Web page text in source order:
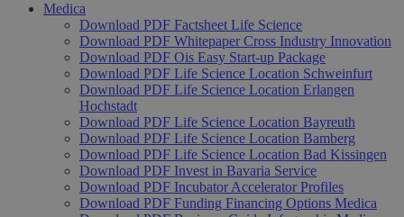
Medica
Download PDF Factsheet Life Science
Download PDF Whitepaper Cross Industry Innovation
Download PDF Ois Easy Start-up Package
Download PDF Life Science Location Schweinfurt
Download PDF Life Science Location Erlangen
Hochstadt
Download PDF Life Science Location Bayreuth
Download PDF Life Science Location Bamberg
Download PDF Life Science Location Bad Kissingen
Download PDF Invest in Bavaria Service
Download PDF Incubator Accelerator Profiles
Download PDF Funding Financing Options Medica